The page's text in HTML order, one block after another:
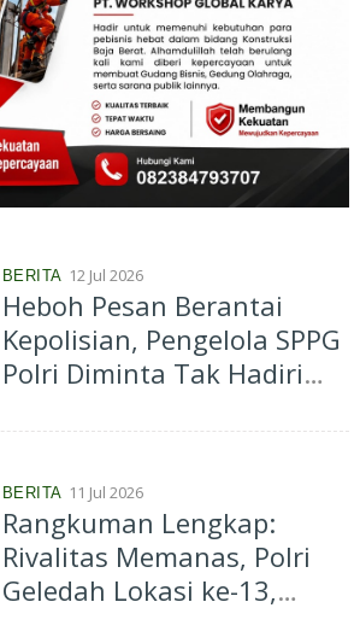
BERITA 12 Jul 2026
Heboh Pesan Berantai
Kepolisian, Pengelola SPPG
Polri Diminta Tak Hadiri
Tanpa Pendampingan
BERITA 11 Jul 2026
Rangkuman Lengkap:
Rivalitas Memanas, Polri
Geledah Lokasi ke-13,